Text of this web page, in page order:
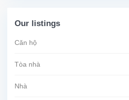
Our listings
Căn hộ
Tòa nhà
Nhà